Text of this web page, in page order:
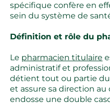
spécifique confère en
sein du système de
Définition et rôle du
Le pharmacien titulaire
administratif et
détient tout ou partie
et assure sa direction
endosse une double